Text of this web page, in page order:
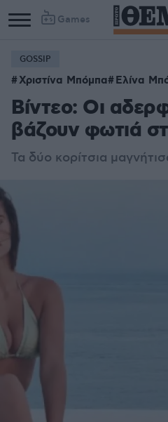
Games
GOSSIP
Χριστίνα Μπόμπα Ελίνα
Βίντεο: Οι
βάζουν φωτιά
Τα δύο κορίτσια